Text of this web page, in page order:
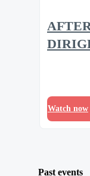
Watch now
Past events